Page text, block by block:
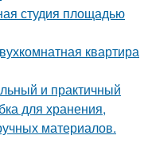
студия площадью
квартира
и практичный
для хранения,
материалов.